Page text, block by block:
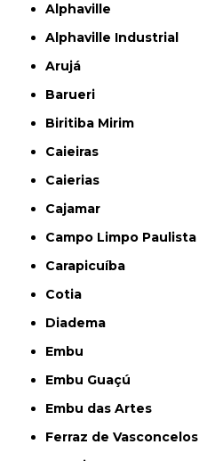
Alphaville
Alphaville Industrial
Arujá
Barueri
Biritiba Mirim
Caieiras
Caierias
Cajamar
Campo Limpo Paulista
Carapicuíba
Cotia
Diadema
Embu
Embu Guaçú
Embu das Artes
Ferraz de Vasconcelos